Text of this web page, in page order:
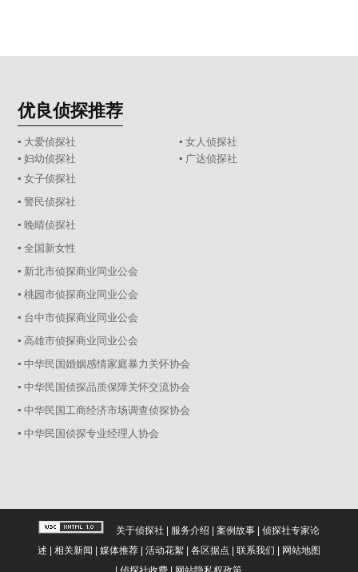
优良侦探推荐
▪ 大爱侦探社
▪ 女人侦探社
▪ 妇幼侦探社
▪ 广达侦探社
▪ 女子侦探社
▪ 警民侦探社
▪ 晚晴侦探社
▪ 全国新女性
▪ 新北市侦探商业同业公会
▪ 桃园市侦探商业同业公会
▪ 台中市侦探商业同业公会
▪ 高雄市侦探商业同业公会
▪ 中华民国婚姻感情家庭暴力关怀协会
▪ 中华民国侦探品质保障关怀交流协会
▪ 中华民国工商经济市场调查侦探协会
▪ 中华民国侦探专业经理人协会
关于侦探社 | 服务介绍 | 案例故事| 侦探社专家论
述 | 相关新闻 | 媒体推荐| 活动花絮| 各区据点 | 联系我们 | 网站地图